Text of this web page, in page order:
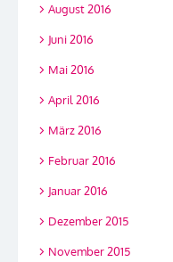
August 2016
Juni 2016
Mai 2016
April 2016
März 2016
Februar 2016
Januar 2016
Dezember 2015
November 2015